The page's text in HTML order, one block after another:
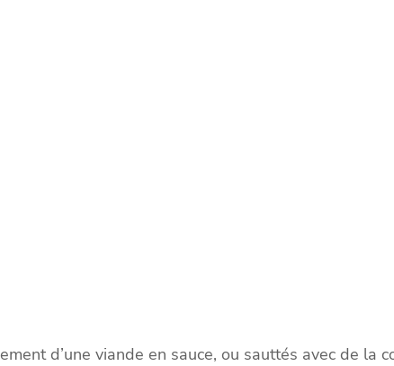
d’une viande en sauce, ou sauttés avec de la